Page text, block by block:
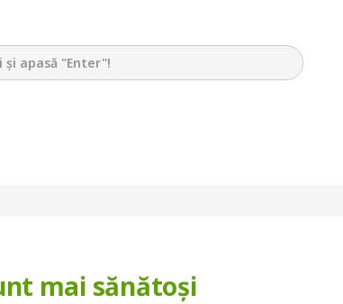
mai sănătoşi